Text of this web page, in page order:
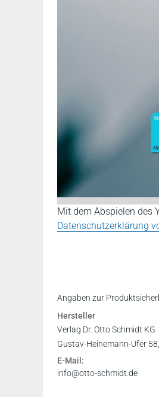
Mit dem Abspielen des
Datenschutzerklärung
Angaben zur
Hersteller
Verlag Dr. Otto Schmidt KG
Gustav-Heinemann-Ufer
E-Mail:
info@otto-schmidt.de